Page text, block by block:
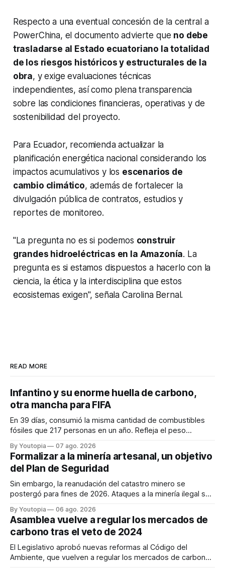
Respecto a una eventual concesión de la central a
PowerChina, el documento advierte que no debe
trasladarse al Estado ecuatoriano la totalidad
de los riesgos históricos y estructurales de la
obra, y exige evaluaciones técnicas
independientes, así como plena transparencia
sobre las condiciones financieras, operativas y de
sostenibilidad del proyecto.
Para Ecuador, recomienda actualizar la
planificación energética nacional considerando los
impactos acumulativos y los escenarios de
cambio climático, además de fortalecer la
divulgación pública de contratos, estudios y
reportes de monitoreo.
"La pregunta no es si podemos construir
grandes hidroeléctricas en la Amazonía. La
pregunta es si estamos dispuestos a hacerlo con la
ciencia, la ética y la interdisciplina que estos
ecosistemas exigen", señala Carolina Bernal.
READ MORE
Infantino y su enorme huella de carbono,
otra mancha para FIFA
En 39 días, consumió la misma cantidad de combustibles
fósiles que 217 personas en un año. Refleja el peso
By Youtopia 07 ago. 2026
Formalizar a la minería artesanal, un objetivo
del Plan de Seguridad
Sin embargo, la reanudación del catastro minero se
postergó para fines de 2026. Ataques a la minería ilegal se
By Youtopia 06 ago. 2026
Asamblea vuelve a regular los mercados de
carbono tras el veto de 2024
El Legislativo aprobó nuevas reformas al Código del
Ambiente, que vuelven a regular los mercados de carbono,